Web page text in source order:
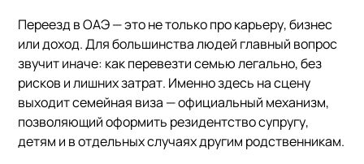
Переезд в ОАЭ — это не только про карьеру, бизнес
или доход. Для большинства людей главный вопрос
звучит иначе: как перевезти семью легально, без
рисков и лишних затрат. Именно здесь на сцену
выходит семейная виза — официальный механизм,
позволяющий оформить резидентство супругу,
детям и в отдельных случаях другим родственникам.